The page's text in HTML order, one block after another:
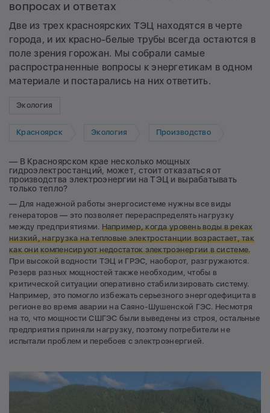
вопросах и ответах
Две из трех красноярских ТЭЦ находятся в черте
города, и их красно-белые трубы всегда остаются в
поле зрения горожан. Мы собрали самые
распространенные вопросы к энергетикам в одном
материале и постарались на них ответить.
Экология
Красноярск Экология Производство
— В Красноярском крае несколько мощных
гидроэлектростанций, может, стоит отказаться от
производства электроэнергии на ТЭЦ и вырабатывать
только тепло?
— Для надежной работы энергосистеме нужны все виды
генераторов — это позволяет перераспределять нагрузку
между предприятиями. Например, когда уровень воды в реках
низкий, нагрузка на тепловые электростанции возрастает, так
как они компенсируют недостаток электроэнергии в системе.
При высокой водности ТЭЦ и ГРЭС, наоборот, разгружаются.
Резерв разных мощностей также необходим, чтобы в
критической ситуации оперативно стабилизировать систему.
Например, это помогло избежать серьезного энергодефицита в
регионе во время аварии на Саяно-Шушенской ГЭС. Несмотря
на то, что мощности СШГЭС были выведены из строя, остальные
предприятия приняли нагрузку, поэтому потребители не
испытали проблем и перебоев с электроэнергией.